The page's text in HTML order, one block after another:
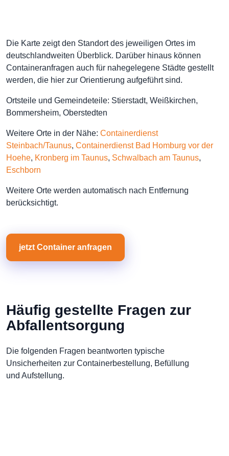
Die Karte zeigt den Standort des jeweiligen Ortes im
deutschlandweiten Überblick. Darüber hinaus können
Containeranfragen auch für nahegelegene Städte gestellt
werden, die hier zur Orientierung aufgeführt sind.
Ortsteile und Gemeindeteile: Stierstadt, Weißkirchen,
Bommersheim, Oberstedten
Weitere Orte in der Nähe: Containerdienst
Steinbach/Taunus, Containerdienst Bad Homburg vor der
Hoehe, Kronberg im Taunus, Schwalbach am Taunus,
Eschborn
Weitere Orte werden automatisch nach Entfernung
berücksichtigt.
jetzt Container anfragen
Häufig gestellte Fragen zur
Abfallentsorgung
Die folgenden Fragen beantworten typische
Unsicherheiten zur Containerbestellung, Befüllung
und Aufstellung.